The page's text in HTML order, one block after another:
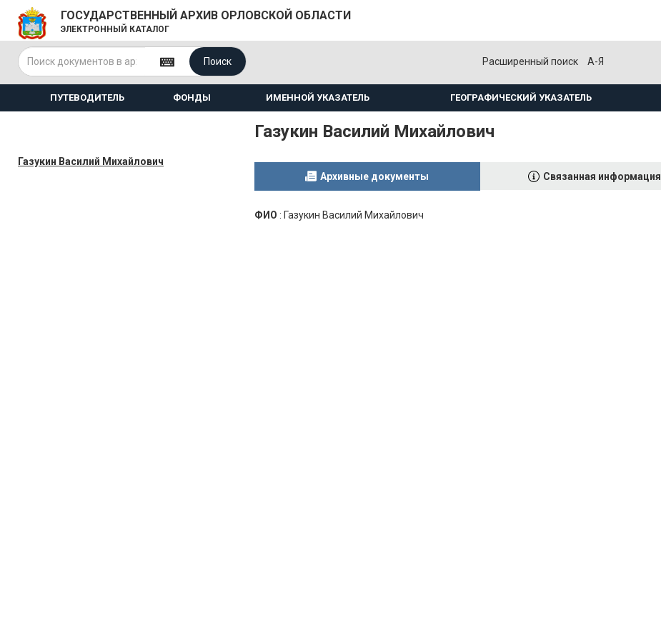
ГОСУДАРСТВЕННЫЙ АРХИВ ОРЛОВСКОЙ ОБЛАСТИ
ЭЛЕКТРОННЫЙ КАТАЛОГ
Поиск Расширенный поиск А-Я
ПУТЕВОДИТЕЛЬ ФОНДЫ ИМЕННОЙ УКАЗАТЕЛЬ ГЕОГРАФИЧЕСКИЙ УКАЗАТЕЛЬ
Газукин Василий Михайлович
Газукин Василий Михайлович
Архивные документы Связанная информация
ФИО : Газукин Василий Михайлович